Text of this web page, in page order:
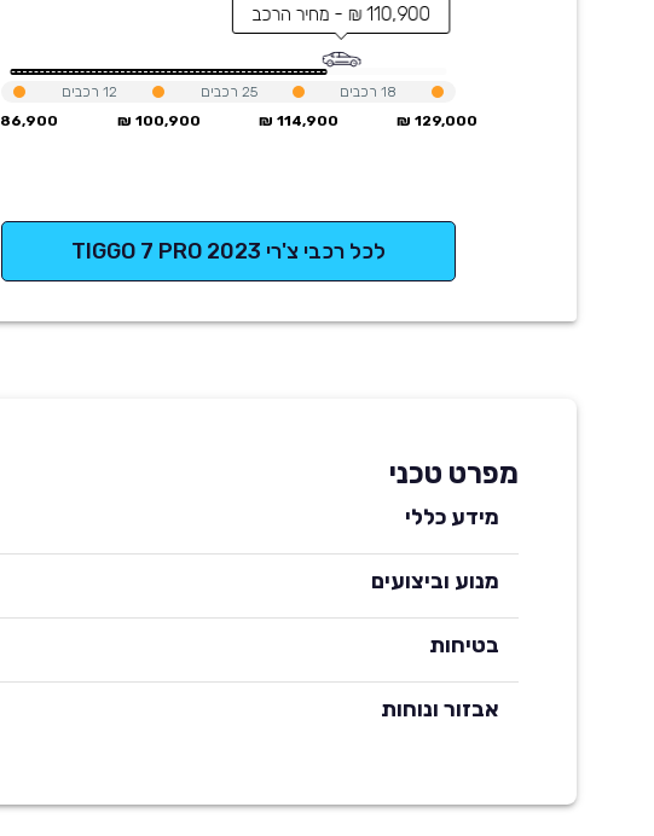
110,900 ₪ - מחיר הרכב
86,900 ₪
12 רכבים
100,900 ₪
25 רכבים
114,900 ₪
18 רכבים
129,000 ₪
לכל רכבי צ'רי TIGGO 7 PRO 2023
מפרט טכני
מידע כללי
מנוע וביצועים
בטיחות
אבזור ונוחות